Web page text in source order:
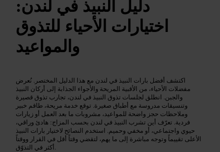
دليل النبيذ في لندن:
اختيارات الأحياء للتذوق
والمواعيد
اكتشف أفضل بارات النبيذ في لندن مع هذا الدليل المختصر. نُعرض
مفضلات الأحياء، من الأقبية المريحة والأجواء الجذابة إلى أركان النبيذ
والجبن. انطلق لجلسات تذوق النبيذ في لندن، تجارب تذوق قصيرة
وتنسيقات مدروسة مع أطباق صغيرة. توقع خدمة مريحة، طاقم خبير
وملاحظات حجز واضحة للمواعيد، مشروبات ما بعد العمل أو زيارات
فردية. تعرّف أين تشرب النبيذ في لندن بحسب المزاج: هادئ وراقي،
حيوي واجتماعي، أو مخفي وحميم. استخدم النصائح لاختيار بارات النبيذ
الأعلى تقييماً وتوجه مباشرة إلى ما يهم، لتقضي وقتاً أقل في القرار ووقتاً
أكثر في التذوّق.